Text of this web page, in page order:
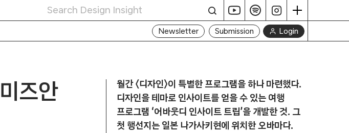
Newsletter Submission Login
즈안
월간 〈디자인〉이 특별한 프로그램을 하나 마련했다.
디자인을 테마로 인사이트를 얻을 수 있는 여행
프로그램 ‘어바웃디 인사이트 트립’을 개발한 것. 그
첫 행선지는 일본 나가사키현에 위치한 오바마다.